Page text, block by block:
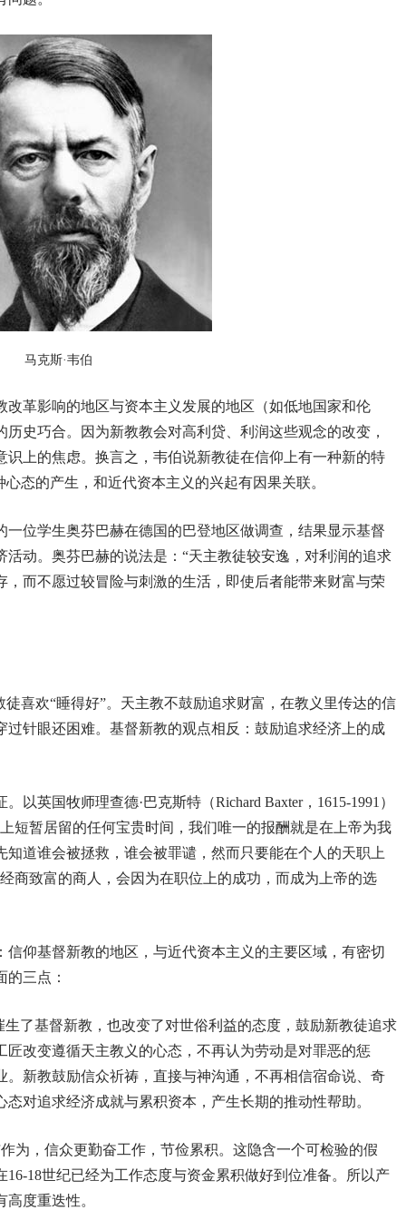
马克斯·韦伯
改革影响的地区与资本主义发展的地区（如低地国家和伦
史巧合。因为新教教会对高利贷、利润这些观念的改变，
上的焦虑。换言之，韦伯说新教徒在信仰上有一种新的特
态的产生，和近代资本主义的兴起有因果关联。
一位学生奥芬巴赫在德国的巴登地区做调查，结果显示基督
动。奥芬巴赫的说法是：“天主教徒较安逸，对利润的追求
而不愿过较冒险与刺激的生活，即使后者能带来财富与荣
喜欢“睡得好”。天主教不鼓励追求财富，在教义里传达的信
针眼还困难。基督新教的观点相反：鼓励追求经济上的成
以英国牧师理查德·巴克斯特（Richard Baxter， 1615-1991 ）
短暂居留的任何宝贵时间，我们唯一的报酬就是在上帝为我
道谁会被拯救，谁会被罪谴，然而只要能在个人的天职上
商致富的商人，会因为在职位上的成功，而成为上帝的选
仰基督新教的地区，与近代资本主义的主要区域，有密切
三点：
生了基督新教，也改变了对世俗利益的态度，鼓励新教徒追求
改变遵循天主教义的心态，不再认为劳动是对罪恶的惩
新教鼓励信众祈祷，直接与神沟通，不再相信宿命说、奇
对追求经济成就与累积资本，产生长期的推动性帮助。
为，信众更勤奋工作，节俭累积。这隐含一个可检验的假
16-18世纪已经为工作态度与资金累积做好到位准备。所以产
度重迭性。